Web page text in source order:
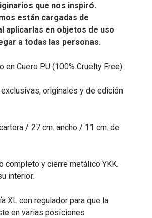
que nos inspiró.
están cargadas de
aplicarlas en objetos de uso
a todas las personas.
Cuero PU (100% Cruelty Free)
originales y de edición
/ 27 cm. ancho / 11 cm. de
completo y cierre metálico YKK.
interior.
XL con regulador para que la
en varias posiciones